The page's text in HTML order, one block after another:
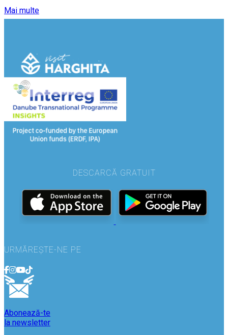
Mai multe
DESCARCĂ GRATUIT
URMĂREȘTE-NE PE
Abonează-te
la newsletter